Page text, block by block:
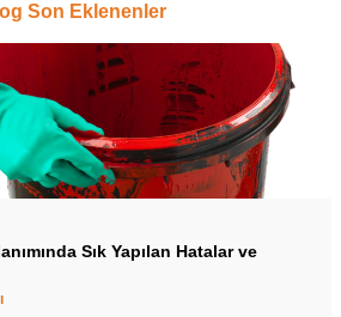
Son Eklenenler
Sık Yapılan Hatalar ve